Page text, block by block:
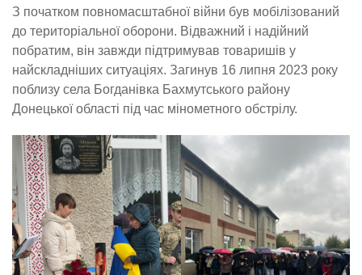
З початком повномасштабної війни був мобілізований
до територіальної оборони. Відважний і надійний
побратим, він завжди підтримував товаришів у
найскладніших ситуаціях. Загинув 16 липня 2023 року
поблизу села Богданівка Бахмутського району
Донецької області під час мінометного обстрілу.